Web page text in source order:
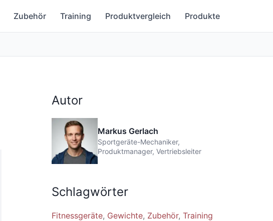
Zubehör Training Produktvergleich Produkte
Autor
Markus Gerlach
Sportgeräte-Mechaniker,
Produktmanager, Vertriebsleiter
Schlagwörter
Fitnessgeräte Gewichte Zubehör Training